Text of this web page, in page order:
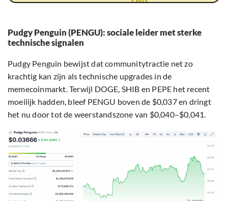
Pudgy Penguin (PENGU): sociale leider met sterke
technische signalen
Pudgy Penguin bewijst dat communitytractie net zo
krachtig kan zijn als technische upgrades in de
memecoinmarkt. Terwijl DOGE, SHIB en PEPE het recent
moeilijk hadden, bleef PENGU boven de $0,037 en dringt
het nu door tot de weerstandszone van $0,040–$0,041.